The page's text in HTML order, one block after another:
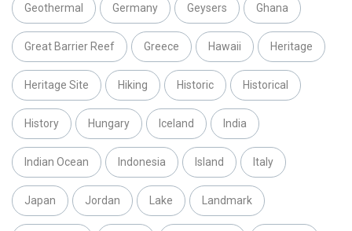
Geothermal Germany Geysers Ghana
Great Barrier Reef Greece Hawaii Heritage
Heritage Site Hiking Historic Historical
History Hungary Iceland India
Indian Ocean Indonesia Island Italy
Japan Jordan Lake Landmark